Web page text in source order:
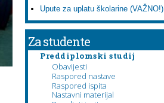
Upute za uplatu školarine (VAŽNO!)
Za studente
Preddiplomski studij
Obavijesti
Raspored nastave
Raspored ispita
Nastavni materijal